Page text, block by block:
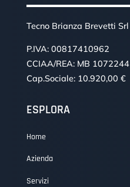
Tecno Brianza Brevetti Srl
P.IVA: 00817410962
CCIAA/REA: MB 1072244
Cap.Sociale: 10.920,00 €
ESPLORA
Home
Azienda
Servizi